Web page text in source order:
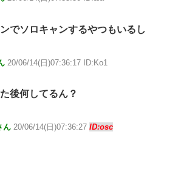
でソロキャンするやつもいるし
20/06/14(日)07:36:17 ID:Ko1
後何してるん？
ん 20/06/14(日)07:36:27 ID:osc